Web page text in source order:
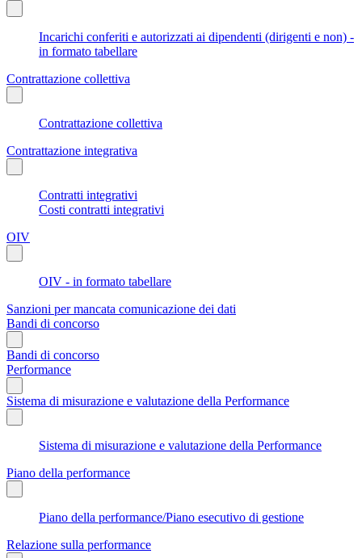
Incarichi conferiti e autorizzati ai dipendenti (dirigenti e non) -
in formato tabellare
Contrattazione collettiva
Contrattazione collettiva
Contrattazione integrativa
Contratti integrativi
Costi contratti integrativi
OIV
OIV - in formato tabellare
Sanzioni per mancata comunicazione dei dati
Bandi di concorso
Bandi di concorso
Performance
Sistema di misurazione e valutazione della Performance
Sistema di misurazione e valutazione della Performance
Piano della performance
Piano della performance/Piano esecutivo di gestione
Relazione sulla performance